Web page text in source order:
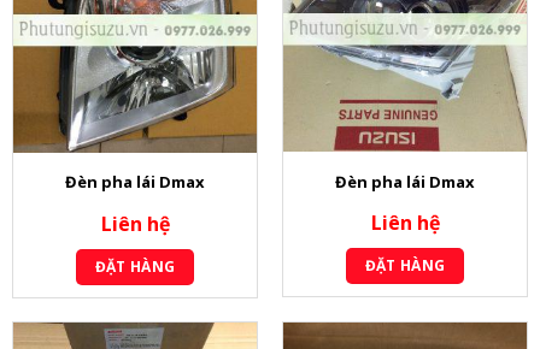
Đèn pha lái Dmax
Liên hệ
ĐẶT HÀNG
Đèn pha lái Dmax
Liên hệ
ĐẶT HÀNG